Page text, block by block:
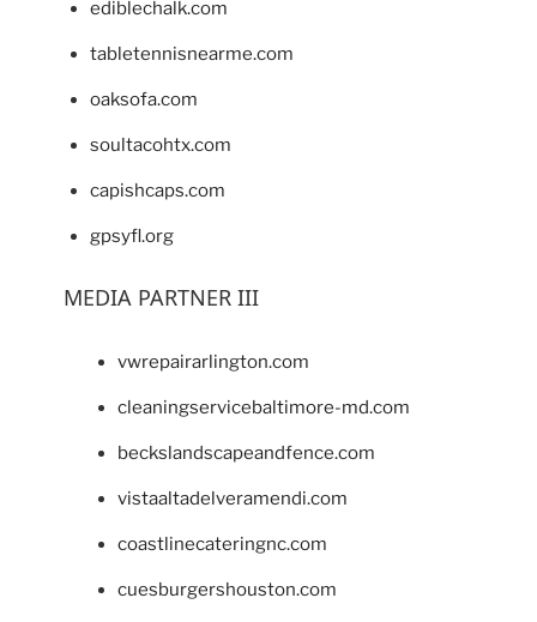
ediblechalk.com
tabletennisnearme.com
oaksofa.com
soultacohtx.com
capishcaps.com
gpsyfl.org
MEDIA PARTNER III
vwrepairarlington.com
cleaningservicebaltimore-md.com
beckslandscapeandfence.com
vistaaltadelveramendi.com
coastlinecateringnc.com
cuesburgershouston.com